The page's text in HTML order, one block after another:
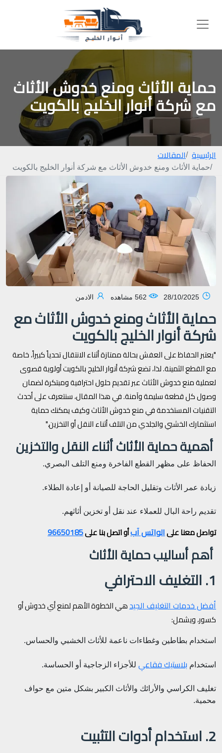
حماية الأثاث ومنع خدوش الأثاث
مع شركة أنوار الخليج بالكويت
الرئيسية المقالات
حماية الأثاث ومنع خدوش الأثاث مع شركة أنوار الخليج بالكويت
الادمن
حماية الأثاث ومنع خدوش الأثاث مع
شركة أنوار الخليج بالكويت
"يعتبر الحفاظ على العفش بحالة ممتازة أثناء الانتقال تحدياً كبيراً، خاصة
مع القطع الثمينة. لذا، تضع شركة أنوار الخليج بالكويت أولوية قصوى
لعملية منع خدوش الأثاث عبر تقديم حلول احترافية ومبتكرة لضمان
وصول كل قطعة سليمة وآمنة. في هذا المقال، سنتعرف على أحدث
التقنيات المستخدمة في منع خدوش الأثاث وكيف يمكنك حماية
استثمارك الخشبي والجلدي من التلف أثناء النقل أو التخزين."
أهمية حماية الأثاث أثناء النقل والتخزين
الحفاظ على مظهر القطع الفاخرة ومنع التلف البصري.
زيادة عمر الأثاث وتقليل الحاجة للصيانة أو إعادة الطلاء.
تقديم راحة البال للعملاء عند نقل أو تخزين أثاثهم.
تواصل معنا علىالواتس آبأو اتصل بنا على96650185
أهم أساليب حماية الأثاث
1. التغليف الاحترافي
أفضل خدمات التغليف الجيدهي الخطوة الأهم لمنع أي خدوش أو
كسور، ويشمل:
استخدام بطاطين وغطاءات ناعمة للأثاث الخشبي والحساس.
استخدام بلاستيك فقاعي للأجزاء الزجاجية أو الحساسة.
تغليف الكراسي والأرائك والأثاث الكبير بشكل متين مع حواف
محمية.
2. استخدام أدوات التثبيت